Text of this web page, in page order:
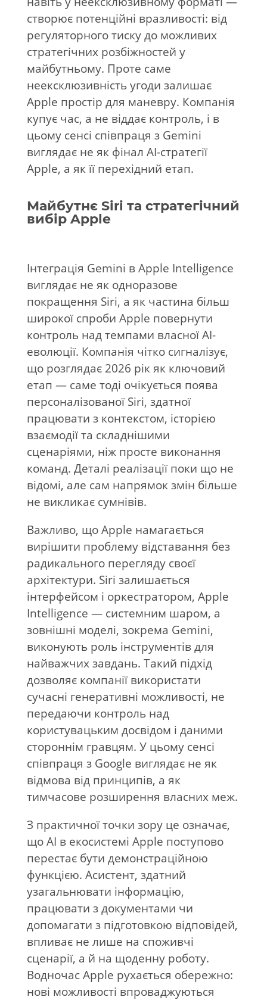
створює потенційні вразливості: від
регуляторного тиску до можливих
стратегічних розбіжностей у
майбутньому. Проте саме
неексклюзивність угоди залишає
Apple простір для маневру. Компанія
купує час, а не віддає контроль, і в
цьому сенсі співпраця з Gemini
виглядає не як фінал AI-стратегії
Apple, а як її перехідний етап.
Майбутнє Siri та стратегічний
вибір Apple
Інтеграція Gemini в Apple Intelligence
виглядає не як одноразове
покращення Siri, а як частина більш
широкої спроби Apple повернути
контроль над темпами власної AI-
еволюції. Компанія чітко сигналізує,
що розглядає 2026 рік як ключовий
етап — саме тоді очікується поява
персоналізованої Siri, здатної
працювати з контекстом, історією
взаємодії та складнішими
сценаріями, ніж просте виконання
команд. Деталі реалізації поки що не
відомі, але сам напрямок змін більше
не викликає сумнівів.
Важливо, що Apple намагається
вирішити проблему відставання без
радикального перегляду своєї
архітектури. Siri залишається
інтерфейсом і оркестратором, Apple
Intelligence — системним шаром, а
зовнішні моделі, зокрема Gemini,
виконують роль інструментів для
найважчих завдань. Такий підхід
дозволяє компанії використати
сучасні генеративні можливості, не
передаючи контроль над
користувацьким досвідом і даними
стороннім гравцям. У цьому сенсі
співпраця з Google виглядає не як
відмова від принципів, а як
тимчасове розширення власних меж.
З практичної точки зору це означає,
що AI в екосистемі Apple поступово
перестає бути демонстраційною
функцією. Асистент, здатний
узагальнювати інформацію,
працювати з документами чи
допомагати з підготовкою відповідей,
впливає не лише на споживчі
сценарії, а й на щоденну роботу.
Водночас Apple рухається обережно:
нові можливості впроваджуються